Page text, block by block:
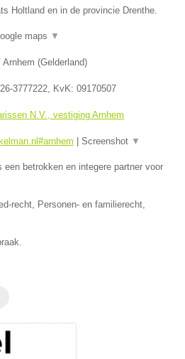
Holtland en in de provincie Drenthe.
maps ▼
Arnhem (Gelderland)
3777222 , KvK: 09170507
N.V., vestiging Arnhem
| Screenshot ▼
een betrokken en integere partner voor
recht, Personen- en familierecht,